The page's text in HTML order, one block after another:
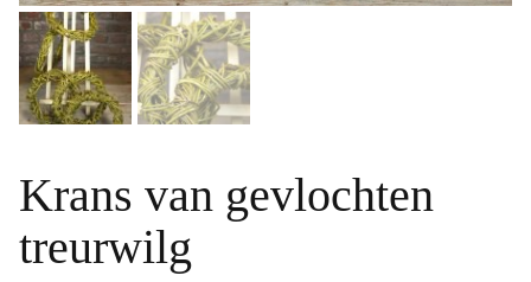
Krans van gevlochten
treurwilg